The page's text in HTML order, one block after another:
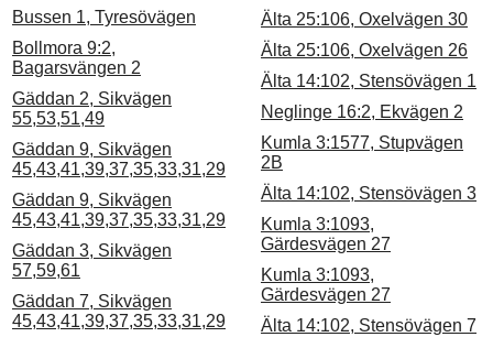
Bussen 1, Tyresövägen
Bollmora 9:2,
Bagarsvängen 2
Gäddan 2, Sikvägen
55,53,51,49
Gäddan 9, Sikvägen
45,43,41,39,37,35,33,31,29
Gäddan 9, Sikvägen
45,43,41,39,37,35,33,31,29
Gäddan 3, Sikvägen
57,59,61
Gäddan 7, Sikvägen
45,43,41,39,37,35,33,31,29
Älta 25:106, Oxelvägen 30
Älta 25:106, Oxelvägen 26
Älta 14:102, Stensövägen 1
Neglinge 16:2, Ekvägen 2
Kumla 3:1577, Stupvägen
2B
Älta 14:102, Stensövägen 3
Kumla 3:1093,
Gärdesvägen 27
Kumla 3:1093,
Gärdesvägen 27
Älta 14:102, Stensövägen 7